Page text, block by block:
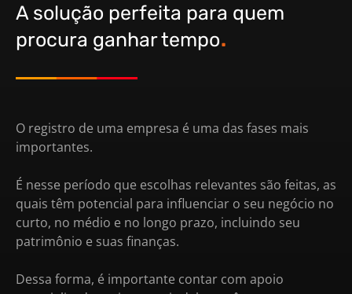
A solução perfeita para quem
procura ganhar tempo.
O registro de uma empresa é uma das fases mais
importantes.
É nesse período que escolhas relevantes são feitas, as
quais têm potencial para influenciar o seu negócio no
curto, no médio e no longo prazo, incluindo seu
patrimônio e suas finanças.
Dessa forma, é importante contar com apoio